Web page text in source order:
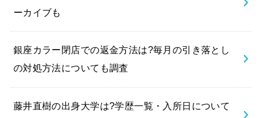
ーカイブも
銀座カラー閉店での返金方法は?毎月の引き落とし
の対処方法についても調査
藤井直樹の出身大学は?学歴一覧・入所日について